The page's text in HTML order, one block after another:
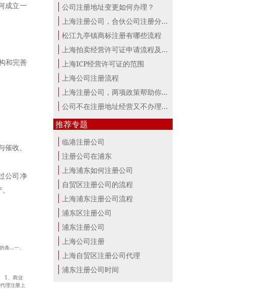
成立一
和完善
收、
公司净
...一、
1、商业
理注册上
公司注册地址变更如何办理？
上海注册公司，合伙公司注册分析！
松江九亭镇商标注册有哪些流程
上海拍卖经营许可证申请流程及材料
上海ICP经营许可证的范围
上海公司注册流程
上海注册公司，两项政策帮助你最大。
公司不在注册地址经营又不办理变更，...
推荐专题
临港注册公司
注册公司在浦东
上海浦东如何注册公司
自贸区注册公司的流程
上海浦东注册公司流程
浦东区注册公司
浦东注册公司
上海公司注册
上海自贸区注册公司代理
浦东注册公司时间